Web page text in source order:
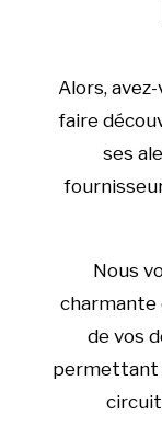
Alors,
faire
ses
Nous
charmante
de vos
permettant